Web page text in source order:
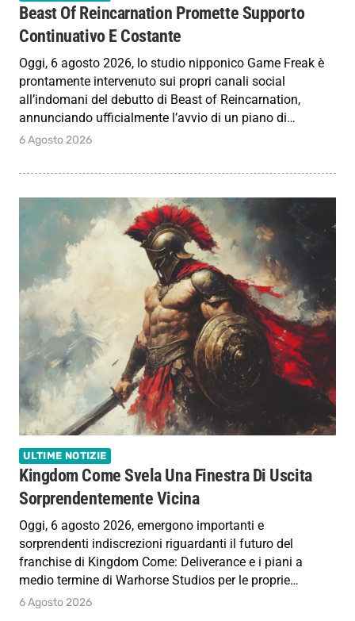
Beast Of Reincarnation Promette Supporto
Continuativo E Costante
Oggi, 6 agosto 2026, lo studio nipponico Game Freak è
prontamente intervenuto sui propri canali social
all’indomani del debutto di Beast of Reincarnation,
annunciando ufficialmente l’avvio di un piano di…
6 Agosto 2026
ULTIME NOTIZIE
Kingdom Come Svela Una Finestra Di Uscita
Sorprendentemente Vicina
Oggi, 6 agosto 2026, emergono importanti e
sorprendenti indiscrezioni riguardanti il futuro del
franchise di Kingdom Come: Deliverance e i piani a
medio termine di Warhorse Studios per le proprie…
6 Agosto 2026